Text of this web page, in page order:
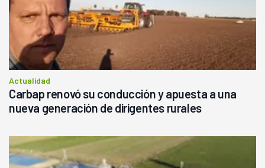
Actualidad
Carbap renovó su conducción y apuesta a una
nueva generación de dirigentes rurales